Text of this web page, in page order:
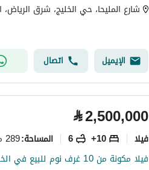
شارع المليحا، حي الخليج، شرق الرياض،
الإيميل اتصال
⃁2,500,000
فیلا 10+
6 المساحة:289 م2
فيلا مكونة من 10 غرف نوم للبيع في الخليج، الرياض